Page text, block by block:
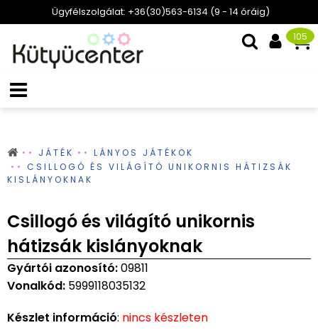
Ügyfélszolgálat: +36(30)563-6134 (9 - 14 óráig)
105
JÁTÉK
LÁNYOS JÁTÉKOK
CSILLOGÓ ÉS VILÁGÍTÓ UNIKORNIS HÁTIZSÁK
KISLÁNYOKNAK
Csillogó és világító unikornis
hátizsák kislányoknak
Gyártói azonosító:09811
Vonalkód: 5999118035132
Készlet információ: nincs készleten